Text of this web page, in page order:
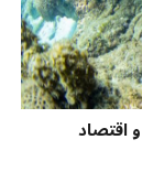
اقتصاد